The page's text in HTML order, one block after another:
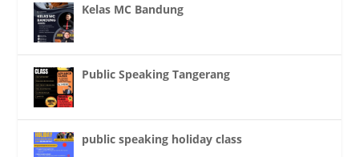
Kelas MC Bandung
Public Speaking Tangerang
public speaking holiday class